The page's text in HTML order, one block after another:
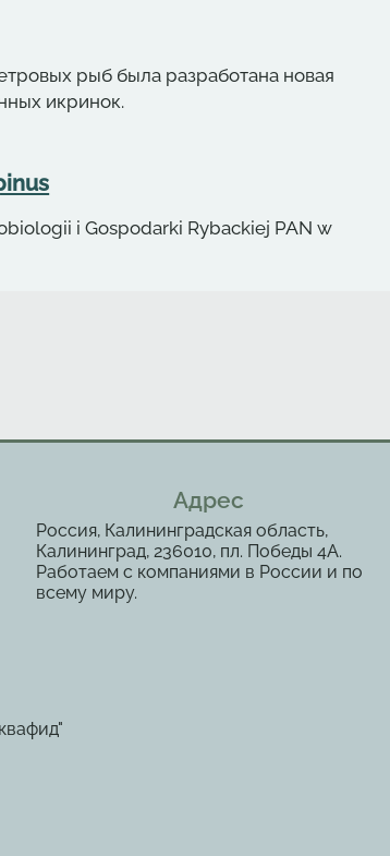
рыб была разработана новая
икринок.
i Gospodarki Rybackiej PAN w
Адрес
Россия, Калининградская область,
Калининград, 236010, пл. Победы 4А.
Работаем с компаниями в России и по
всему миру.